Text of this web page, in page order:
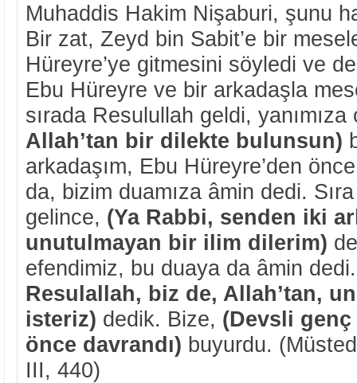
Muhaddis Hakim Nişaburi, şunu
Bir zat, Zeyd bin Sabit’e bir
Hüreyre’ye gitmesini söyledi ve
Ebu Hüreyre ve bir arkadaşla
sırada Resulullah geldi,
Allah’tan bir dilekte bulunsun)
arkadaşım, Ebu Hüreyre’den
da, bizim duamıza âmin dedi.
gelince, (Ya Rabbi, senden iki
unutulmayan bir ilim dilerim)
efendimiz, bu duaya da âmin
Resulallah, biz de, Allah’tan,
isteriz) dedik. Bize, (Devsli genç
önce davrandı) buyurdu.
III, 440)